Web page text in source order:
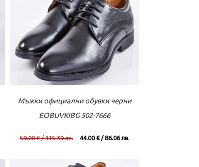
Към касата Виж повече
Мъжки официални обувки черни
EOBUVKIBG 502-7666
59.00 € / 115.39 лв. 44.00 € / 86.06 лв.